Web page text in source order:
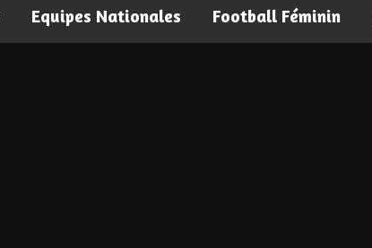
Equipes Nationales Football Féminin